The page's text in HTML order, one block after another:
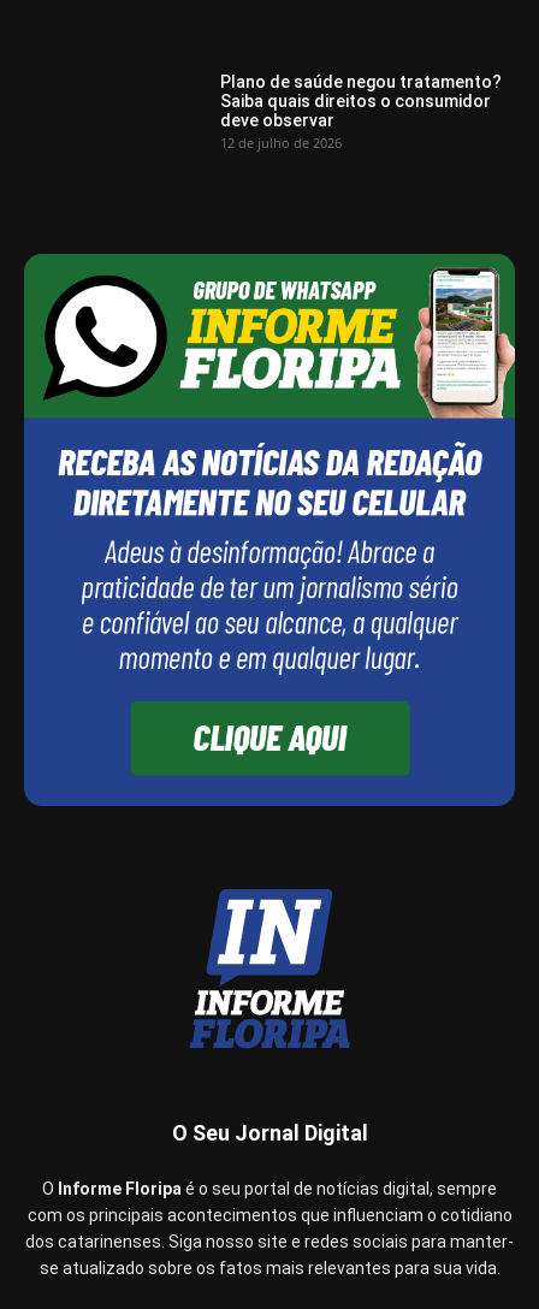
Plano de saúde negou tratamento?
Saiba quais direitos o consumidor
deve observar
12 de julho de 2026
O Seu Jornal Digital
O Informe Floripa é o seu portal de notícias digital, sempre
com os principais acontecimentos que influenciam o cotidiano
dos catarinenses. Siga nosso site e redes sociais para manter-
se atualizado sobre os fatos mais relevantes para sua vida.